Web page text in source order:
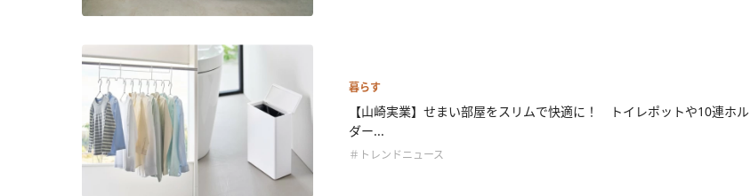
暮らす
【山崎実業】せまい部屋をスリムで快適に！ トイレポットや10連ホル
ダー...
＃トレンドニュース